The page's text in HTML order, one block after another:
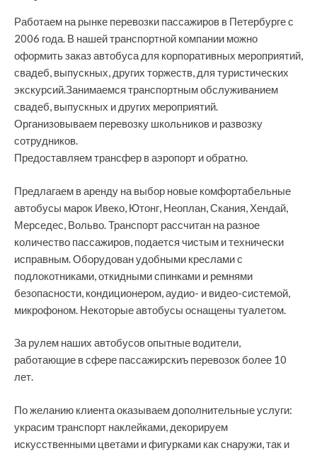
Работаем на рынке перевозки пассажиров в Петербурге с
2006 года. В нашей транспортной компании можно
оформить заказ автобуса для корпоративных мероприятий,
свадеб, выпускных, других торжеств, для туристических
экскурсий.Занимаемся транспортным обслуживанием
свадеб, выпускных и других мероприятий.
Организовываем перевозку школьников и развозку
сотрудников.
Предоставляем трансфер в аэропорт и обратно.
Предлагаем в аренду на выбор новые комфортабельные
автобусы марок Ивеко, Ютонг, Неоплан, Скания, Хендай,
Мерседес, Вольво. Транспорт рассчитан на разное
количество пассажиров, подается чистым и технически
исправным. Оборудован удобными креслами с
подлокотниками, откидными спинками и ремнями
безопасности, кондиционером, аудио- и видео-системой,
микрофоном. Некоторые автобусы оснащены туалетом.
За рулем наших автобусов опытные водители,
работающие в сфере пассажирскиъ перевозок более 10
лет.
По желанию клиента оказываем дополнительные услуги:
украсим транспорт наклейками, декорируем
искусственными цветами и фигурками как снаружи, так и